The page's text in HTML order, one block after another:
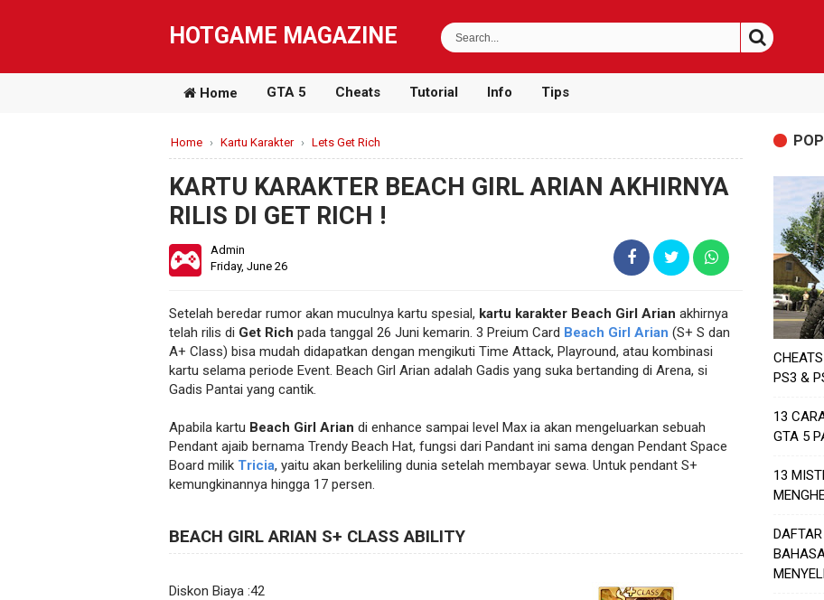
HOTGAME MAGAZINE
Home GTA 5 Cheats Tutorial Info Tips
Home › Kartu Karakter › Lets Get Rich
KARTU KARAKTER BEACH GIRL ARIAN AKHIRNYA
RILIS DI GET RICH !
Admin
Friday, June 26
Setelah beredar rumor akan muculnya kartu spesial, kartu karakter Beach Girl Arian akhirnya
telah rilis di Get Rich pada tanggal 26 Juni kemarin. 3 Preium Card Beach Girl Arian (S+ S dan
A+ Class) bisa mudah didapatkan dengan mengikuti Time Attack, Playround, atau kombinasi
kartu selama periode Event. Beach Girl Arian adalah Gadis yang suka bertanding di Arena, si
Gadis Pantai yang cantik.
Apabila kartu Beach Girl Arian di enhance sampai level Max ia akan mengeluarkan sebuah
Pendant ajaib bernama Trendy Beach Hat, fungsi dari Pandant ini sama dengan Pendant Space
Board milik Tricia, yaitu akan berkeliling dunia setelah membayar sewa. Untuk pendant S+
kemungkinannya hingga 17 persen.
BEACH GIRL ARIAN S+ CLASS ABILITY
Diskon Biaya :42
PS3 &
13
GTA 5
13